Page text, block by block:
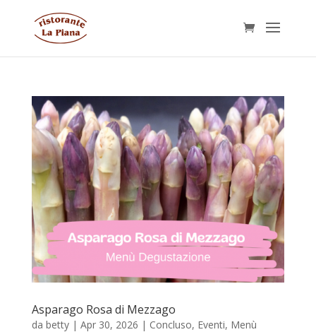
Asparago Rosa di Mezzago
da betty| Apr 30, 2026 | Concluso, Eventi, Menù